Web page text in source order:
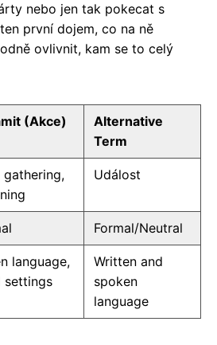
nebo jen tak pokecat s
první dojem, co na ně
ovlivnit, kam se to celý
(Akce)
Alternative
Term
gathering,
Událost
Formal/Neutral
language,
settings
Written and
spoken
language